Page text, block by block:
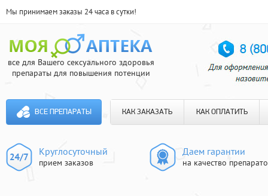
Мы принимаем заказы 24 часа в сутки!
все для Вашего сексуального здоровья
препараты для повышения потенции
ВСЕ ПРЕПАРАТЫ КАК ЗАКАЗАТЬ КАК ОПЛАТИТЬ
Круглосуточный
прием заказов
Даем гарантии
на качество